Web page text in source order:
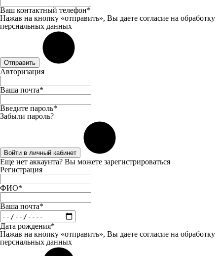
Ваш контактный телефон*
Нажав на кнопку «отправить», Вы даете согласие на обработку
перснальных данных
Отправить
Авторизация
Ваша почта*
Введите пароль*
Забыли пароль?
Войти в личный кабинет
Еще нет аккаунта? Вы можете зарегистрироваться
Регистрация
ФИО*
Ваша почта*
Дата рождения*
Нажав на кнопку «отправить», Вы даете согласие на обработку
перснальных данных